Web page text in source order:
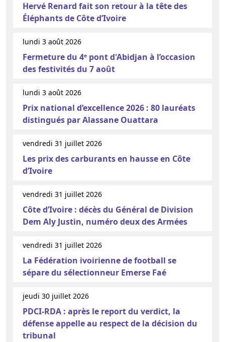
Hervé Renard fait son retour à la tête des
Éléphants de Côte d’Ivoire
lundi 3 août 2026
Fermeture du 4ᵉ pont d'Abidjan à l’occasion
des festivités du 7 août
lundi 3 août 2026
Prix national d’excellence 2026 : 80 lauréats
distingués par Alassane Ouattara
vendredi 31 juillet 2026
Les prix des carburants en hausse en Côte
d’Ivoire
vendredi 31 juillet 2026
Côte d’Ivoire : décès du Général de Division
Dem Aly Justin, numéro deux des Armées
vendredi 31 juillet 2026
La Fédération ivoirienne de football se
sépare du sélectionneur Emerse Faé
jeudi 30 juillet 2026
PDCI-RDA : après le report du verdict, la
défense appelle au respect de la décision du
tribunal